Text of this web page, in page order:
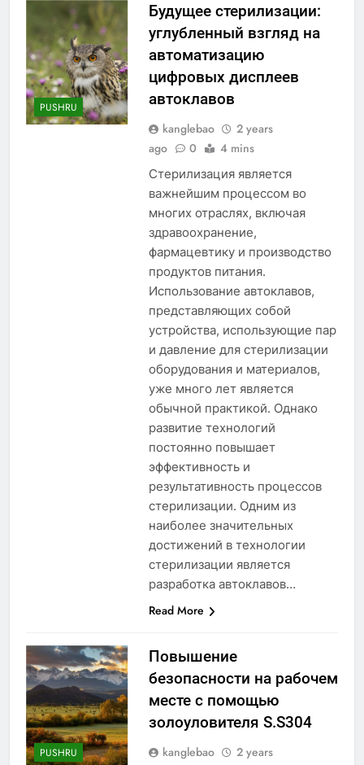
PUSHRU
Будущее стерилизации:
углубленный взгляд на
автоматизацию
цифровых дисплеев
автоклавов
kanglebao
2 years
ago
0 4 mins
Стерилизация является
важнейшим процессом во
многих отраслях, включая
здравоохранение,
фармацевтику и производство
продуктов питания.
Использование автоклавов,
представляющих собой
устройства, использующие пар
и давление для стерилизации
оборудования и материалов,
уже много лет является
обычной практикой. Однако
развитие технологий
постоянно повышает
эффективность и
результативность процессов
стерилизации. Одним из
наиболее значительных
достижений в технологии
стерилизации является
разработка автоклавов…
Read More
PUSHRU
Повышение
безопасности на рабочем
месте с помощью
золоуловителя S.S304
kanglebao
2 years